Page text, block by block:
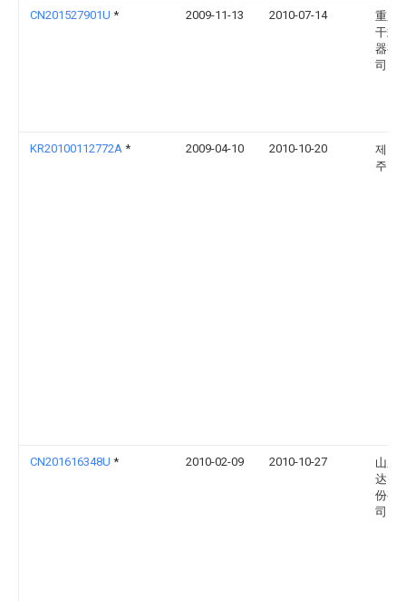
CN201527901U * 2009-11-13 2010-07-14
重庆
干式
器有
司
KR20100112772A * 2009-04-10 2010-10-20
제룡
주식
CN201616348U * 2010-02-09 2010-10-27
山东
达电
份有
司